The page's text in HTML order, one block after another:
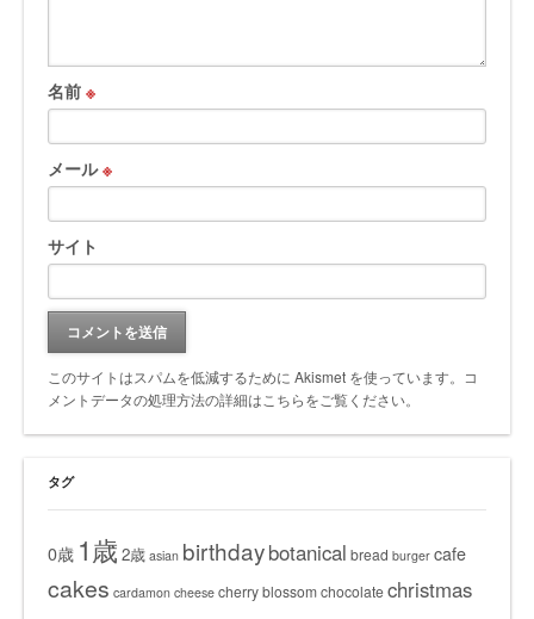
名前 ※
メール※
サイト
このサイトはスパムを低減するために Akismet を使っています。
コ
メントデータの処理方法の詳細はこちらをご覧ください。
タグ
0歳 1歳 2歳 asian birthdaybotanical bread burger cafe
cakes cardamon cheese cherry blossomchocolatechristmas